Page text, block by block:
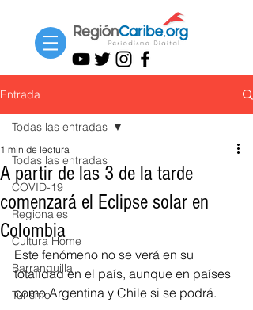
Entrada
Todas las entradas
COVID-19
Regionales
Cultura Home
Barranquilla
Turismo
Todas las entradas
A partir de las 3 de la tarde
comenzará el Eclipse solar en
Colombia
1 min de lectura
Este fenómeno no se verá en su
totalidad en el país, aunque en países
como Argentina y Chile si se podrá.